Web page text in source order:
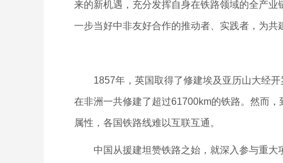
来的新机遇，充分发挥自身在铁路领域的全产
一步当好中非友好合作的推动者、实践者，为共
1857年，英国取得了修建埃及亚历山大经开
在非洲一共修建了超过61700km的铁路。然而
属性，各国铁路线难以互联互通。
中国从援建坦赞铁路之始，就深入参与重大